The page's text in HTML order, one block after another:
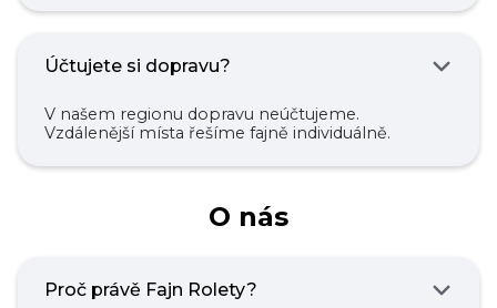
Účtujete si dopravu?
V našem regionu dopravu neúčtujeme.
Vzdálenější místa řešíme fajně individuálně.
O nás
Proč právě Fajn Rolety?